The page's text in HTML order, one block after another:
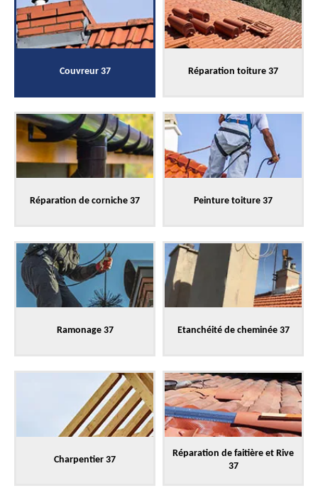
Couvreur 37 Réparation toiture 37
Réparation de corniche 37 Peinture toiture 37
Ramonage 37 Etanchéité de cheminée 37
Charpentier 37
Réparation de faitière et Rive
37